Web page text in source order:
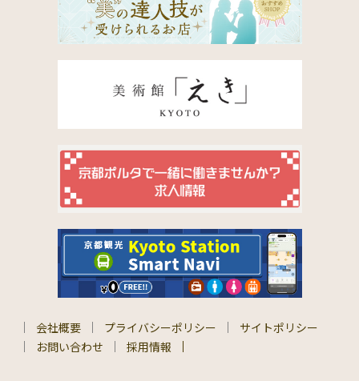
会社概要 プライバシーポリシー
サイトポリシー
お問い合わせ
採用情報